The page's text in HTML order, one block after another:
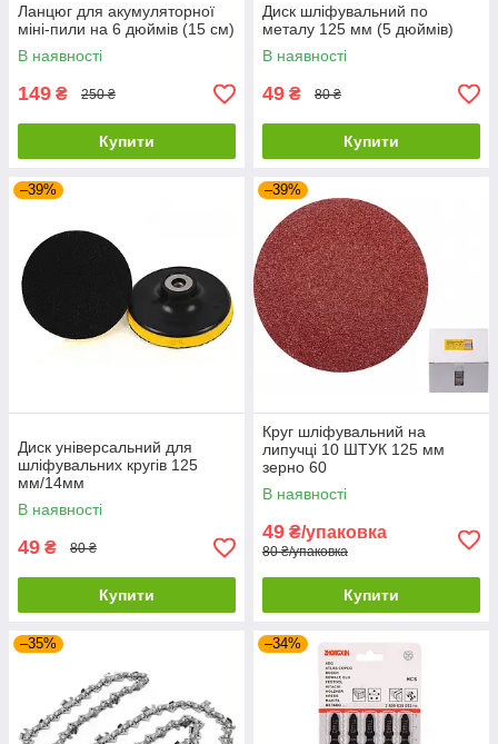
Ланцюг для акумуляторної
міні-пили на 6 дюймів (15 см)
В наявності
149 ₴ 250 ₴
Купити
Диск шліфувальний по
металу 125 мм (5 дюймів)
В наявності
49 ₴ 80 ₴
Купити
–39%
Диск універсальний для
шліфувальних кругів 125
мм/14мм
В наявності
49 ₴ 80 ₴
Купити
–39%
Круг шліфувальний на
липучці 10 ШТУК 125 мм
зерно 60
В наявності
49 ₴/упаковка
80 ₴/упаковка
Купити
–35% –34%